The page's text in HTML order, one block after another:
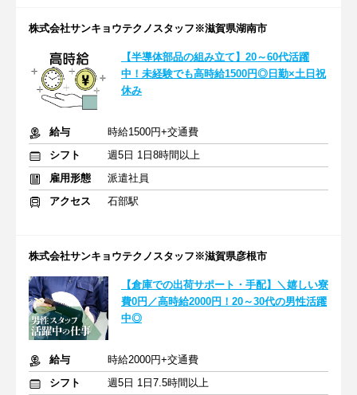
株式会社サンキョウテクノスタッフ※滋賀県湖南市
【半導体部品の組み立て】20～60代活躍
中！未経験でも高時給1500円◎日勤×土日祝
休み
給与
時給1500円+交通費
シフト
週5日 1日8時間以上
雇用形態
派遣社員
アクセス
石部駅
株式会社サンキョウテクノスタッフ※滋賀県彦根市
【倉庫での出荷サポート・手配】＼嬉しい寮
費0円／高時給2000円！20～30代の男性活躍
中◎
給与
時給2000円+交通費
シフト
週5日 1日7.5時間以上